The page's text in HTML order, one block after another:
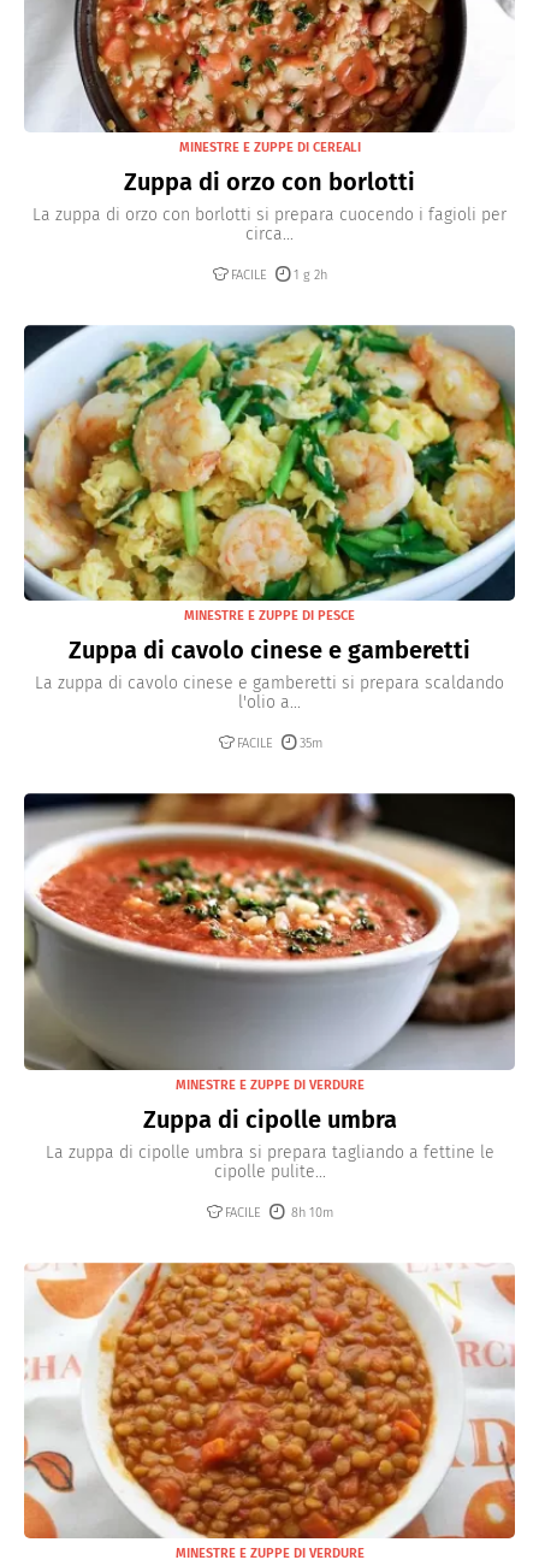
MINESTRE E ZUPPE DI CEREALI
Zuppa di orzo con borlotti
La zuppa di orzo con borlotti si prepara cuocendo i fagioli per
circa...
FACILE 1 g 2h
MINESTRE E ZUPPE DI PESCE
Zuppa di cavolo cinese e gamberetti
La zuppa di cavolo cinese e gamberetti si prepara scaldando
l'olio a...
FACILE 35m
MINESTRE E ZUPPE DI VERDURE
Zuppa di cipolle umbra
La zuppa di cipolle umbra si prepara tagliando a fettine le
cipolle pulite...
FACILE 8h 10m
MINESTRE E ZUPPE DI VERDURE